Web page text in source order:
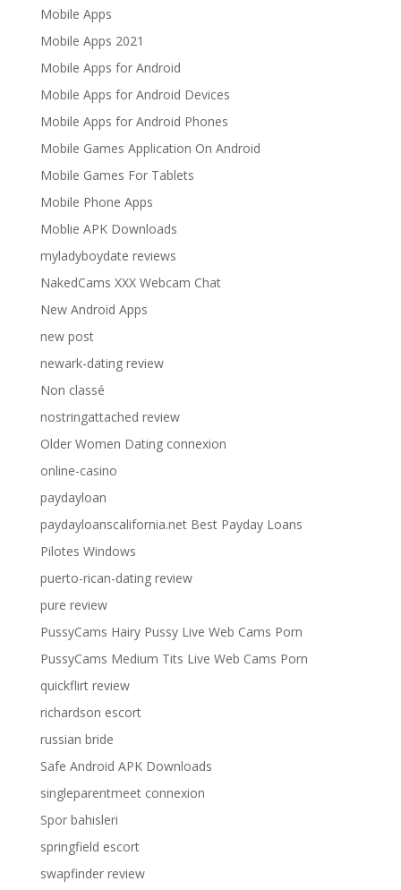
Mobile Apps
Mobile Apps 2021
Mobile Apps for Android
Mobile Apps for Android Devices
Mobile Apps for Android Phones
Mobile Games Application On Android
Mobile Games For Tablets
Mobile Phone Apps
Moblie APK Downloads
myladyboydate reviews
NakedCams XXX Webcam Chat
New Android Apps
new post
newark-dating review
Non classé
nostringattached review
Older Women Dating connexion
online-casino
paydayloan
paydayloanscalifornia.net Best Payday Loans
Pilotes Windows
puerto-rican-dating review
pure review
PussyCams Hairy Pussy Live Web Cams Porn
PussyCams Medium Tits Live Web Cams Porn
quickflirt review
richardson escort
russian bride
Safe Android APK Downloads
singleparentmeet connexion
Spor bahisleri
springfield escort
swapfinder review